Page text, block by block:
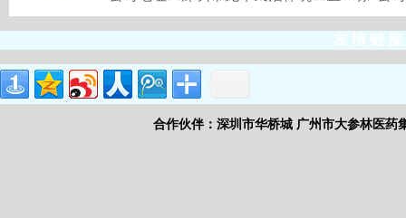
合作伙伴： 深圳市华桥城 广州市大参林医药